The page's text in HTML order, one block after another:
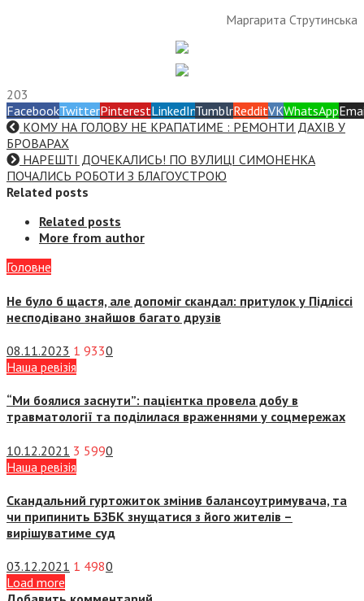
Маргарита Струтинська
203
FacebookTwitterPinterestLinkedInTumblrRedditVKWhatsApp
КОМУ НА ГОЛОВУ НЕ КРАПАТИМЕ : РЕМОНТИ ДАХІВ У
БРОВАРАХ
НАРЕШТІ ДОЧЕКАЛИСЬ! ПО ВУЛИЦІ СИМОНЕНКА
ПОЧАЛИСЬ РОБОТИ З БЛАГОУСТРОЮ
Related posts
Related posts
More from author
Головне
Не було б щастя, але допоміг скандал: притулок у Підліссі
несподівано знайшов багато друзів
08.11.2023 1 9330
Наша ревізія
“Ми боялися заснути”: пацієнтка провела добу в
травматології та поділилася враженнями у соцмережах
10.12.2021 3 5990
Наша ревізія
Скандальний гуртожиток змінив балансоутримувача, та
чи припинить БЗБК знущатися з його жителів –
вирішуватиме суд
03.12.2021 1 4980
Load more